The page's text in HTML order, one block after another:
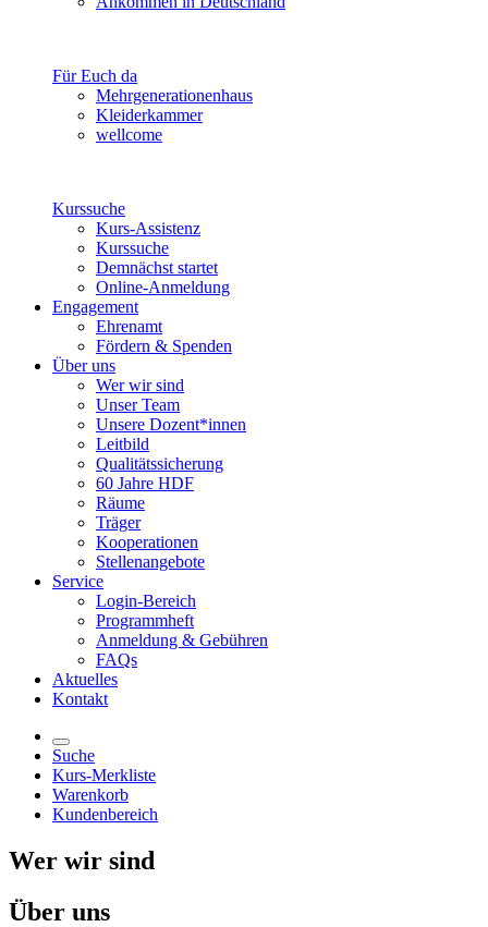
Für Euch da
Mehrgenerationenhaus
Kleiderkammer
wellcome
Kurssuche
Kurs-Assistenz
Kurssuche
Demnächst startet
Online-Anmeldung
Engagement
Ehrenamt
Fördern & Spenden
Über uns
Wer wir sind
Unser Team
Unsere Dozent*innen
Leitbild
Qualitätssicherung
60 Jahre HDF
Räume
Träger
Kooperationen
Stellenangebote
Service
Login-Bereich
Programmheft
Anmeldung & Gebühren
FAQs
Aktuelles
Kontakt
Suche
Kurs-Merkliste
Warenkorb
Kundenbereich
Wer wir sind
Über uns